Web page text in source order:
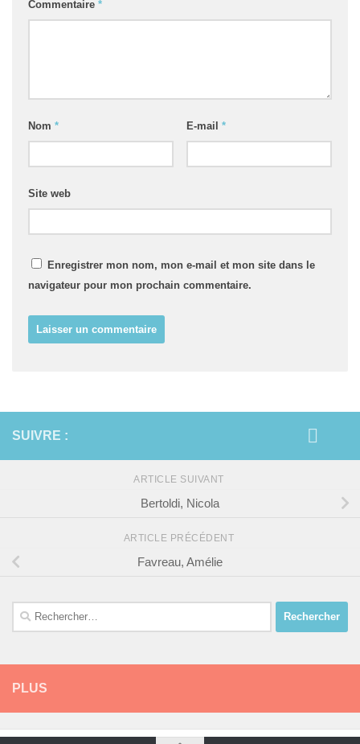
Commentaire *
Nom * E-mail *
Site web
Enregistrer mon nom, mon e-mail et mon site dans le
navigateur pour mon prochain commentaire.
SUIVRE :
ARTICLE SUIVANT
Bertoldi, Nicola
ARTICLE PRÉCÉDENT
Favreau, Amélie
Rechercher :
PLUS